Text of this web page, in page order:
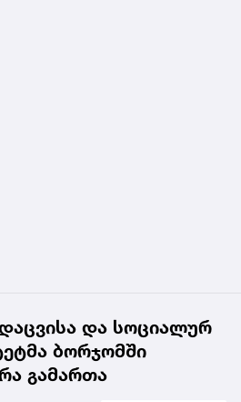
და სოციალურ
ბორჯომში
გამართა